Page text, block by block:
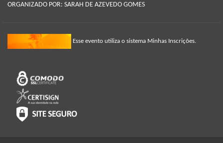
ORGANIZADO POR: SARAH DE AZEVEDO GOMES
Esse evento utiliza o sistema Minhas Inscrições.